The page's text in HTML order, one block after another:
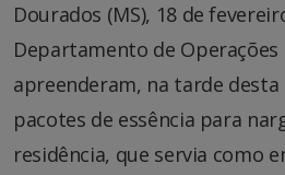
Dourados (MS), 18 de
Departamento de Operações
apreenderam, na tarde
pacotes de essência para
residência, que servia como